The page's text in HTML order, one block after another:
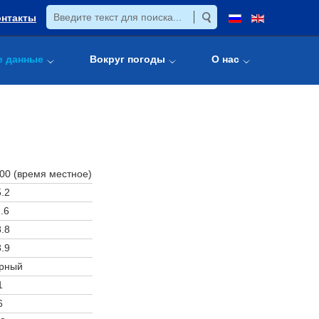
данные Вокруг погоды О нас
(время местное)